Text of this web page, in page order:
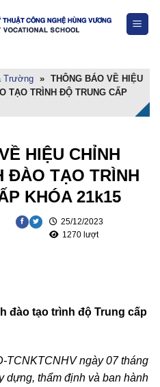
Trường » THÔNG BÁO VỀ HIỆU
TẠO TRÌNH ĐỘ TRUNG CẤP
HIỆU CHỈNH
ĐÀO TẠO TRÌNH
KHÓA 21k15
25/12/2023
1270 lượt
đào tạo trình độ Trung cấp
TCNKTCNHV ngày 07 tháng
dựng, thẩm định và ban hành